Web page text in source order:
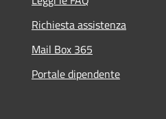
Richiesta assistenza
Mail Box 365
Portale dipendente